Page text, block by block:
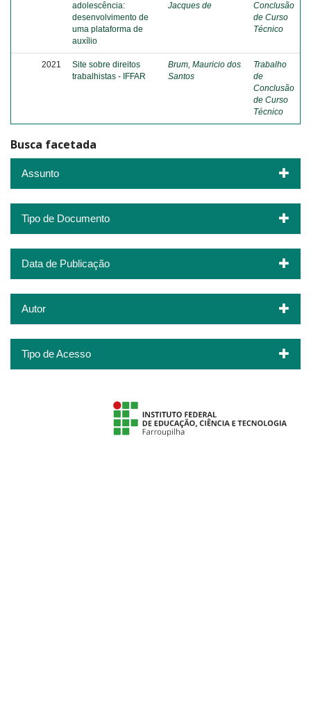
adolescência:
desenvolvimento de
uma plataforma de
auxílio
Jacques de
Conclusão
de Curso
Técnico
2021
Site sobre direitos
trabalhistas - IFFAR
Brum, Mauricio dos
Santos
Trabalho
de
Conclusão
de Curso
Técnico
Busca facetada
Assunto
Tipo de Documento
Data de Publicação
Autor
Tipo de Acesso